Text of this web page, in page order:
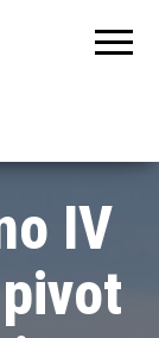
IV